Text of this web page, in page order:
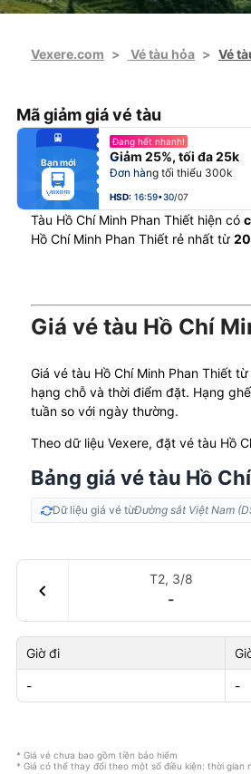
Vexere.com > Vé tàu hỏa > Vé
Mã giảm giá vé tàu
fiber_manual_record
fiber_manual_record
fiber_manual_record
fiber_manual_record
fiber_manual_record
fiber_manual_record
fiber_manual_record
Bạn mới
Đang hết nhanh!
Giảm 25%, tối đa 25k
Đơn hàng tối thiểu 300k
HSD: 16:59•30/07
Tàu Hồ Chí Minh Phan Thiết hiện có
Hồ Chí Minh Phan Thiết rẻ nhất từ
Giá vé tàu Hồ Chí
Giá vé tàu Hồ Chí Minh Phan Thiết từ
hạng chỗ và thời điểm đặt. Hạng
tuần so với ngày thường.
Theo dữ liệu Vexere, đặt vé tàu Hồ
Bảng giá vé tàu Hồ
Dữ liệu giá vé từĐường sắt Việt Nam
chevron_left
T2, 3/8
-
Giờ đi
- -
* Giá vé chưa bao gồm tiền bảo hiểm
* Giá có thể thay đổi theo một số điều kiện: thời gian